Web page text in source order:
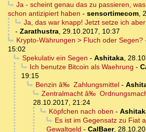
Ja - scheint genau das zu passieren,
schon antizipiert haben - sensortimecom,
Ja, das war knapp! Jetzt setze ich
- Zarathustra, 29.10.2017, 10:37
Krypto-Währungen > Fluch oder Segen?
15:02
Spekulativ ein Segen - Ashitaka,
Ich benutze Bitcoin als Waehrung -
19:15
Benzin â‰ Zahlungsmittel-
Zentralmacht â‰
28.10.2017, 21:24
Köpfchen nach oben -
Es ist im Gegensatz zu Fiat
Gewaltgeld - CalBaer,